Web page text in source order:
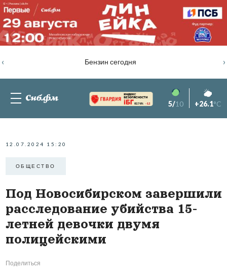
Бензин сегодня
‹ ›
82.76% -1.2 5/10 +26.1°C
12.07.2024 15:20
ОБЩЕСТВО
Под Новосибирском завершили
расследование убийства 15-
летней девочки двумя
полицейскими
Поделиться